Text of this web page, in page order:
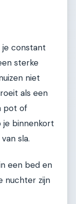
je constant
sterke
niet
als een
pot of
je binnenkort
sla.
een bed en
nuchter zijn